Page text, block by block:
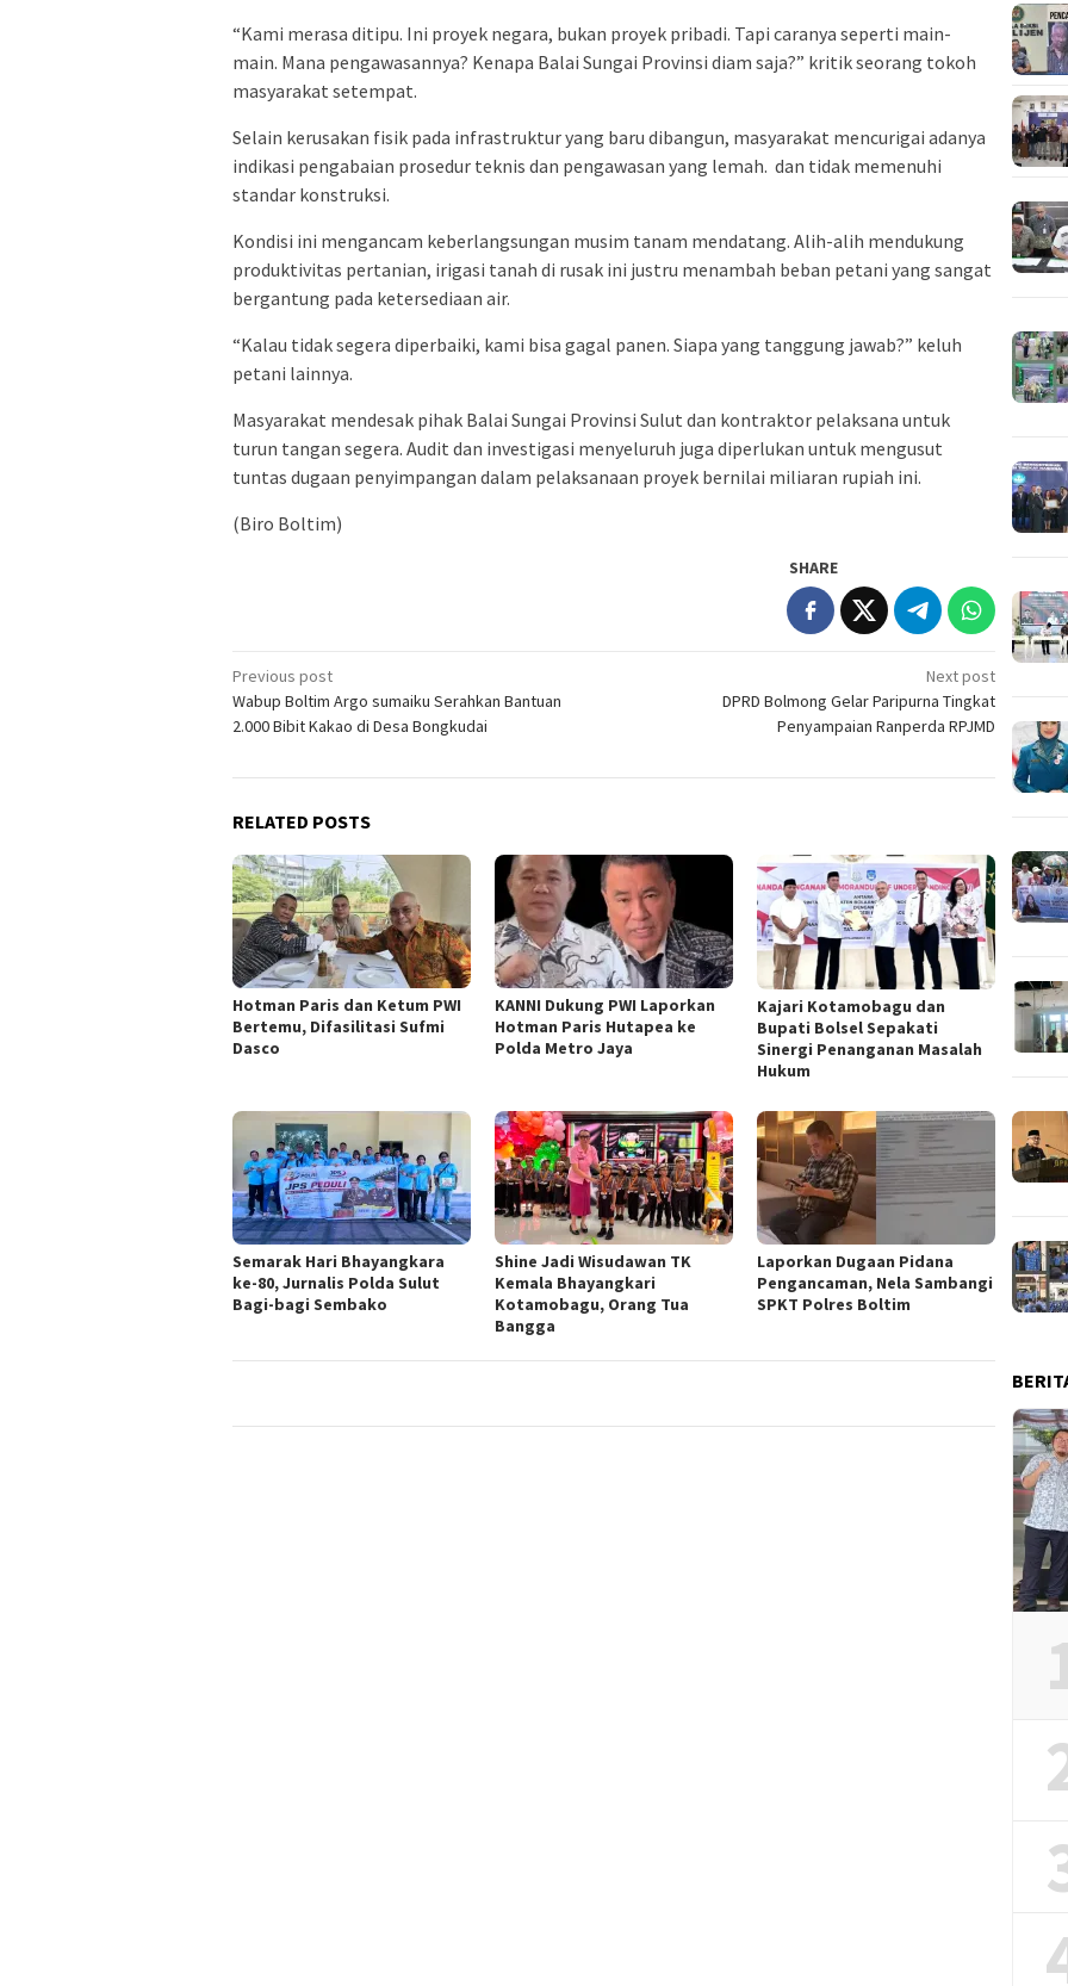
“Kami merasa ditipu. Ini proyek negara, bukan proyek pribadi. Tapi caranya seperti main-
main. Mana pengawasannya? Kenapa Balai Sungai Provinsi diam saja?” kritik seorang tokoh
masyarakat setempat.
Selain kerusakan fisik pada infrastruktur yang baru dibangun, masyarakat mencurigai adanya
indikasi pengabaian prosedur teknis dan pengawasan yang lemah. dan tidak memenuhi
standar konstruksi.
Kondisi ini mengancam keberlangsungan musim tanam mendatang. Alih-alih mendukung
produktivitas pertanian, irigasi tanah di rusak ini justru menambah beban petani yang sangat
bergantung pada ketersediaan air.
“Kalau tidak segera diperbaiki, kami bisa gagal panen. Siapa yang tanggung jawab?” keluh
petani lainnya.
Masyarakat mendesak pihak Balai Sungai Provinsi Sulut dan kontraktor pelaksana untuk
turun tangan segera. Audit dan investigasi menyeluruh juga diperlukan untuk mengusut
tuntas dugaan penyimpangan dalam pelaksanaan proyek bernilai miliaran rupiah ini.
(Biro Boltim)
SHARE
Post
navigation
Previous post
Wabup Boltim Argo sumaiku Serahkan Bantuan
2.000 Bibit Kakao di Desa Bongkudai
Next post
DPRD Bolmong Gelar Paripurna Tingkat
Penyampaian Ranperda RPJMD
RELATED POSTS
Hotman Paris dan Ketum PWI
Bertemu, Difasilitasi Sufmi
Dasco
KANNI Dukung PWI Laporkan
Hotman Paris Hutapea ke
Polda Metro Jaya
Kajari Kotamobagu dan
Bupati Bolsel Sepakati
Sinergi Penanganan Masalah
Hukum
Semarak Hari Bhayangkara
ke-80, Jurnalis Polda Sulut
Bagi-bagi Sembako
Shine Jadi Wisudawan TK
Kemala Bhayangkari
Kotamobagu, Orang Tua
Bangga
Laporkan Dugaan Pidana
Pengancaman, Nela Sambangi
SPKT Polres Boltim